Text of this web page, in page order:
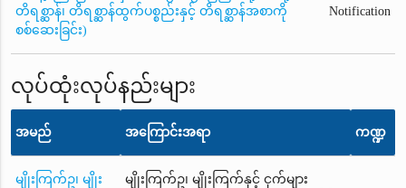
တိရစ္ဆာန်၊ တိရစ္ဆာန်ထွက်ပစ္စည်းနှင့် တိရစ္ဆာန်အစာကို
စစ်ဆေးခြင်း)
Notification
လုပ်ထုံးလုပ်နည်းများ
အမည် အကြောင်းအရာ ကဏ္ဍ
မျိုးကြက်ဥ၊ မျိုး
မျိုးကြက်ဥ၊ မျိုးကြက်နှင့် ငှက်များ